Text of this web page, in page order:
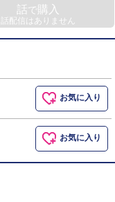
話で購入
話配信はありません
お気に入り
お気に入り